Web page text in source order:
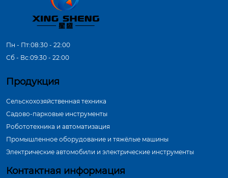
Пн - Пт:08:30 - 22:00
Сб - Вс:09:30 - 22:00
Продукция
Сельскохозяйственная техника
Садово-парковые инструменты
Робототехника и автоматизация
Промышленное оборудование и тяжёлые машины
Электрические автомобили и электрические инструменты
Контактная информация